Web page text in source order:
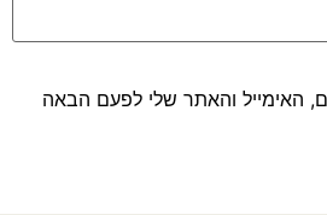
האימייל והאתר שלי לפעם הבאה